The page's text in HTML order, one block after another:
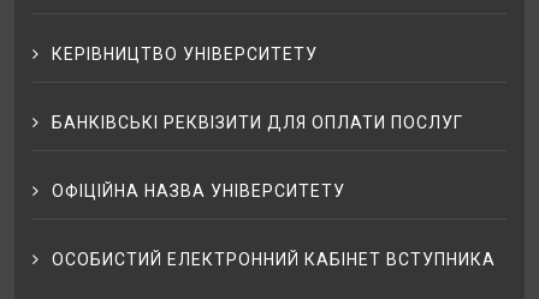
КЕРІВНИЦТВО УНІВЕРСИТЕТУ
БАНКІВСЬКІ РЕКВІЗИТИ ДЛЯ ОПЛАТИ ПОСЛУГ
ОФІЦІЙНА НАЗВА УНІВЕРСИТЕТУ
ОСОБИСТИЙ ЕЛЕКТРОННИЙ КАБІНЕТ ВСТУПНИКА